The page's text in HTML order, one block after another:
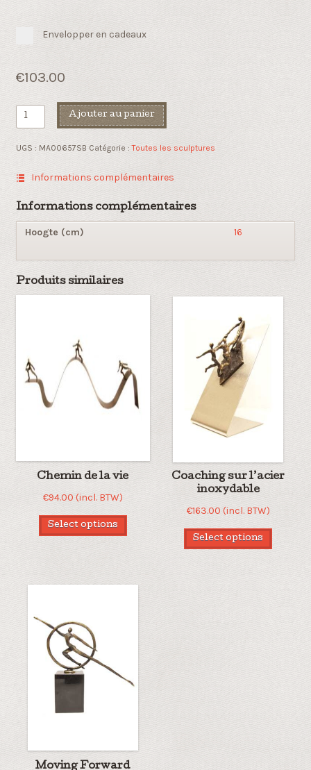
Envelopper en cadeaux
€103.00
quantité
de
Ajouter au panier
UGS : MA00657SB Catégorie :Toutes les sculptures
Informations complémentaires
Informations complémentaires
Hoogte (cm) 16
Produits similaires
Chemin de la vie
€94.00 (incl. BTW)
Select options
Coaching sur l’acier
inoxydable
€163.00 (incl. BTW)
Select options
Moving Forward